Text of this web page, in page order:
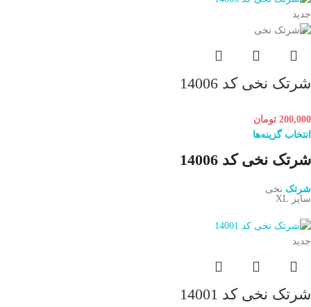
جدید
شرتک نخی کد 14006
200,000 تومان
انتخاب گزینه‌ها
شرتک نخی کد 14006
شرتک نخی
سایز XL
جدید
شرتک نخی کد 14001